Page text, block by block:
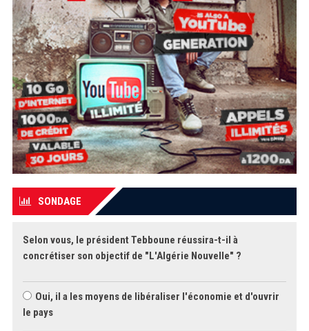
SONDAGE
Selon vous, le président Tebboune réussira-t-il à
concrétiser son objectif de "L'Algérie Nouvelle" ?
Oui, il a les moyens de libéraliser l'économie et d'ouvrir
le pays